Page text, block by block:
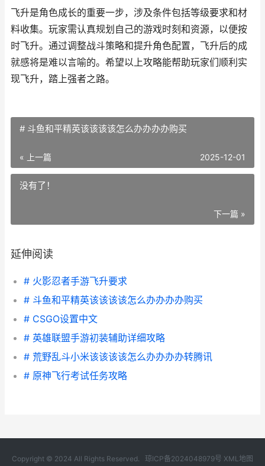
飞升是角色成长的重要一步，涉及条件包括等级要求和材
料收集。玩家需认真规划自己的游戏时刻和资源，以便按
时飞升。通过调整战斗策略和提升角色配置，飞升后的成
就感将是难以言喻的。希望以上攻略能帮助玩家们顺利实
现飞升，踏上强者之路。
# 斗鱼和平精英该该该该怎么办办办办购买
« 上一篇 2025-12-01
没有了！
下一篇 »
延伸阅读
# 火影忍者手游飞升要求
# 斗鱼和平精英该该该该怎么办办办办购买
# CSGO设置中文
# 英雄联盟手游初装辅助详细攻略
# 荒野乱斗小米该该该该怎么办办办办转腾讯
# 原神飞行考试任务攻略
Copyright © 2024 All Rights Reserved. 琼ICP备2024048979号 XML地图